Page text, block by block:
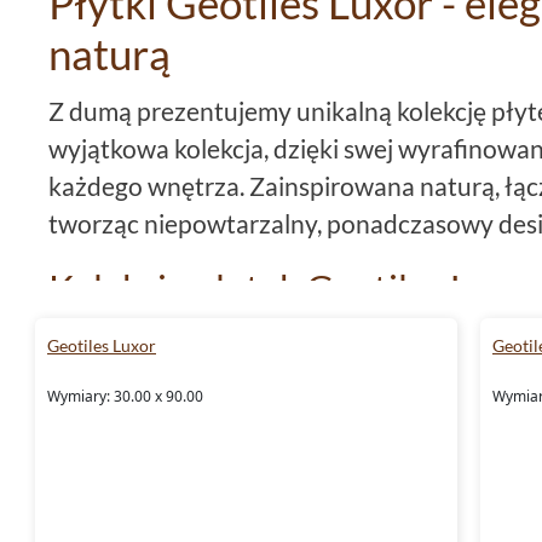
naturą
Z dumą prezentujemy unikalną kolekcję
wyjątkowa kolekcja, dzięki swej
każdego wnętrza. Zainspirowana naturą,
tworząc niepowtarzalny, ponadczasowy
Kolekcja płytek Geotiles
wykonanie
Kolekcja płytek
Geotiles Luxor
Wymiary: 30.00 x 90.00